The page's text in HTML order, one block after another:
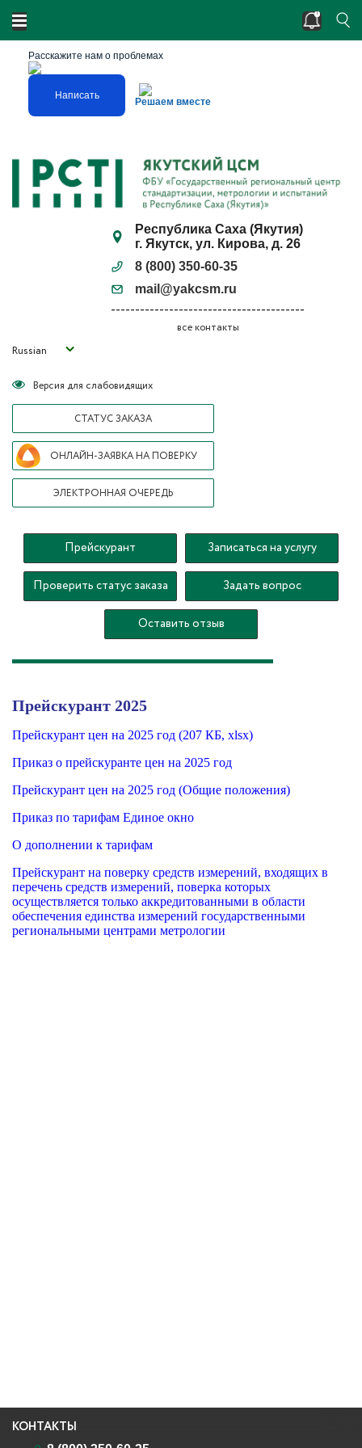
Двойные стандарты? Нарушено единство
Расскажите нам о проблемах
Написать
Решаем вместе
Республика Саха (Якутия)
г. Якутск, ул. Кирова, д. 26
8 (800) 350-60-35
mail@yakcsm.ru
все контакты
Russian
Версия для слабовидящих
СТАТУС ЗАКАЗА
ОНЛАЙН-ЗАЯВКА НА ПОВЕРКУ
ЭЛЕКТРОННАЯ ОЧЕРЕДЬ
Прейскурант Записаться на услугу
Проверить статус заказа Задать вопрос
Оставить отзыв
Прейскурант 2025
Прейскурант цен на 2025 год (207 КБ, xlsx)
Приказ о прейскуранте цен на 2025 год
Прейскурант цен на 2025 год (Общие положения)
Приказ по тарифам Единое окно
О дополнении к тарифам
Прейскурант на поверку средств измерений, входящих в
перечень средств измерений, поверка которых
осуществляется только аккредитованными в области
обеспечения единства измерений государственными
региональными центрами метрологии
КОНТАКТЫ